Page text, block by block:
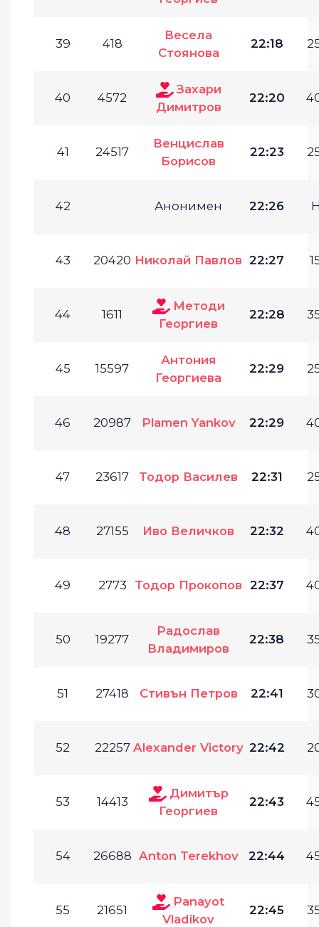
39 418
Весела
Стоянова
22:18
40 4572
Захари
Димитров
22:20
41 24517
Венцислав
Борисов
22:23
42 Анонимен 22:26
43 20420 Николай Павлов 22:27
44 1611
Методи
Георгиев
22:28
45 15597
Антония
Георгиева
22:29
46 20987 Plamen Yankov 22:29
47 23617 Тодор Василев 22:31
48 27155 Иво Величков 22:32
49 2773 Тодор Прокопов 22:37
50 19277
Радослав
Владимиров
22:38
51 27418 Стивън Петров 22:41
52 22257 Alexander Victory 22:42
53 14413
Димитър
Георгиев
22:43
54 26688 Anton Terekhov 22:44
55 21651
Panayot
Vladikov
22:45